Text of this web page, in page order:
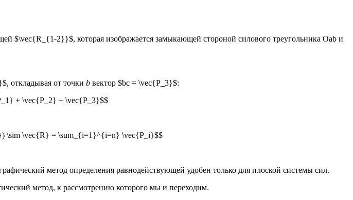
$\vec{R_{1-2}}$, которая изображается замыкающей стороной силового треугольника Oab и
откладывая от точки b вектор $bc = \vec{Р_3}$:
+ \vec{Р_2} + \vec{Р_3}$$
\sim \vec{R} = \sum_{i=1}^{i=n} \vec{Р_i}$$
метод определения равнодействующей удобен только для плоской системы сил.
метод, к рассмотрению которого мы и переходим.